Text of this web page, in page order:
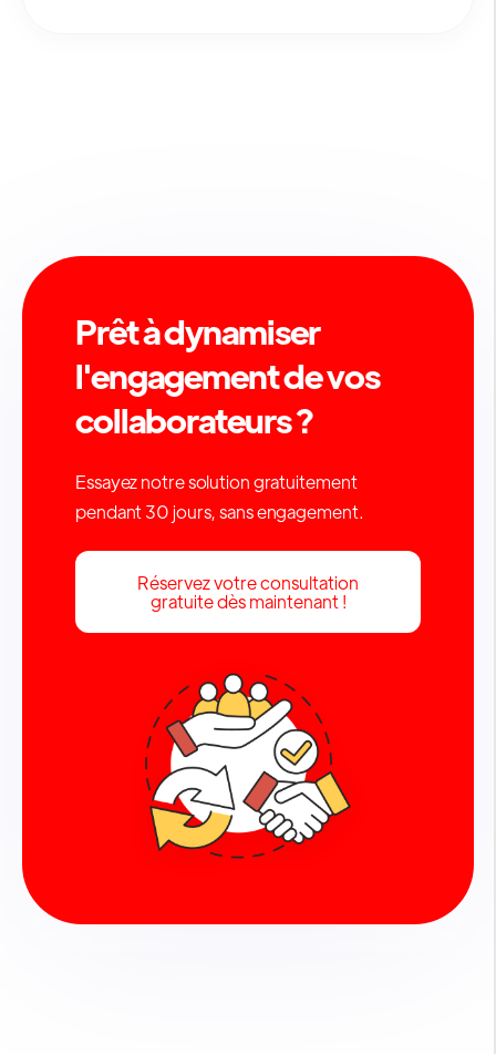
Prêt à dynamiser
l'engagement de vos
collaborateurs ?
Essayez notre solution gratuitement
pendant 30 jours, sans engagement.
Réservez votre consultation
gratuite dès maintenant !